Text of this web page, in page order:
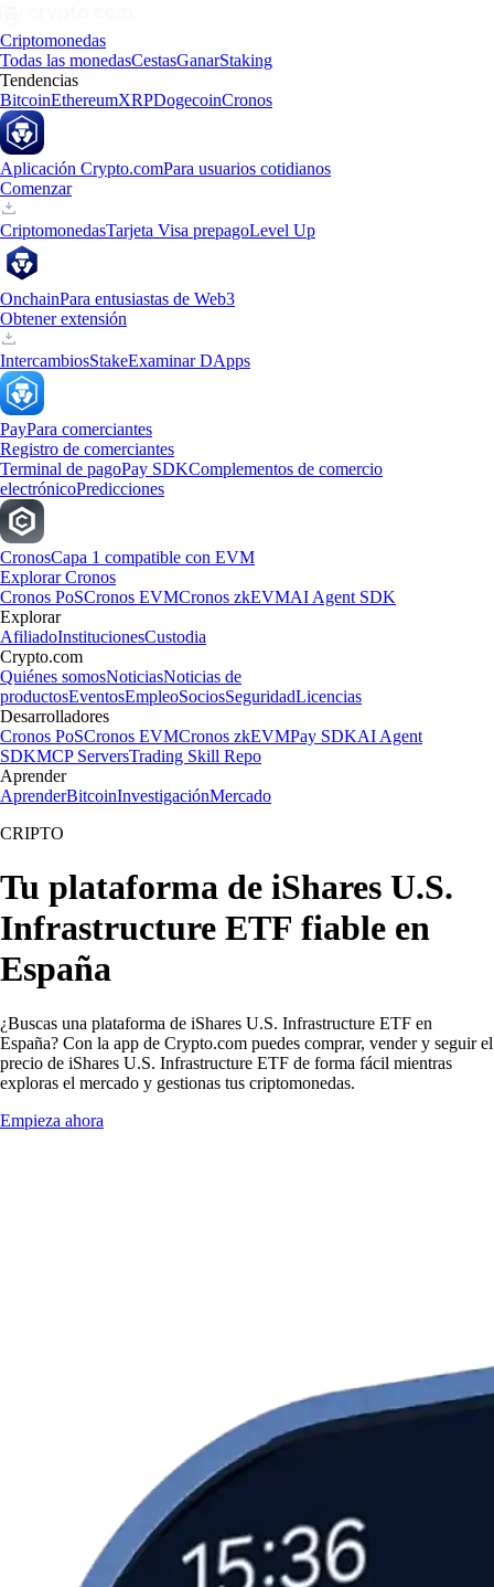
Criptomonedas
Todas las monedasCestasGanarStaking
Tendencias
BitcoinEthereumXRPDogecoinCronos
Aplicación Crypto.comPara usuarios cotidianos
Comenzar
CriptomonedasTarjeta Visa prepagoLevel Up
OnchainPara entusiastas de Web3
Obtener extensión
IntercambiosStakeExaminar DApps
PayPara comerciantes
Registro de comerciantes
Terminal de pagoPay SDKComplementos de comercio
electrónicoPredicciones
CronosCapa 1 compatible con EVM
Explorar Cronos
Cronos PoSCronos EVMCronos zkEVMAI Agent SDK
Explorar
AfiliadoInstitucionesCustodia
Crypto.com
Quiénes somosNoticiasNoticias de
productosEventosEmpleoSociosSeguridadLicencias
Desarrolladores
Cronos PoSCronos EVMCronos zkEVMPay SDKAI Agent
SDKMCP ServersTrading Skill Repo
Aprender
AprenderBitcoinInvestigaciónMercado
CRIPTO
Tu plataforma de iShares U.S.
Infrastructure ETF fiable en
España
¿Buscas una plataforma de iShares U.S. Infrastructure ETF en
España? Con la app de Crypto.com puedes comprar, vender y seguir el
precio de iShares U.S. Infrastructure ETF de forma fácil mientras
exploras el mercado y gestionas tus criptomonedas.
Empieza ahora